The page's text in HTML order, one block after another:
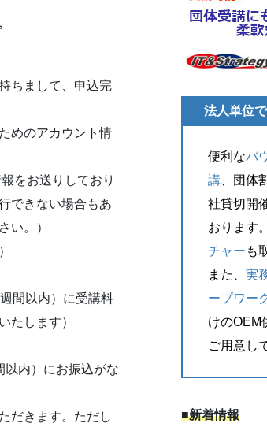
ちまして、申込完
めのアカウント情
をお送りしており
できない場合もあ
い。）
間以内）に受講料
たします）
以内）にお振込がな
だきます。ただし
法人単位
便利なバ
講 、団体
社貸切開
おります。
チャー も
また、実
ープワー
けのOEM
ご用意し
■新着情報